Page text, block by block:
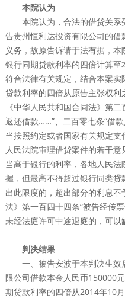
本院认为
本院认为，合法的借贷关
告贵州恒利达投资有限公司的
义务，故原告诉请于法有据，
银行同期贷款利率的四倍计算
符合法律有关规定，结合本案
贷款利率的四倍从原告主张权
《中华人民共和国合同法》第
返还借款……”、二百零七条“借
当按照约定或者国家有关规定
人民法院审理借贷案件的若干
当高于银行的利率，各地人民
握，但最高不得超过银行同类
出此限度的，超出部分的利息
法》第一百四十四条“被告经传
未经法庭许可中途退庭的，可以
判决结果
一、被告安波于本判决生
限公司借款本金人民币150000
期贷款利率的四倍从2014年10